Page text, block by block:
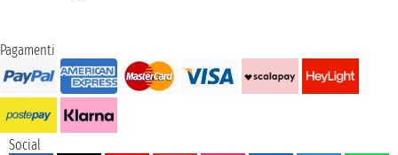
Pagamenti
Social